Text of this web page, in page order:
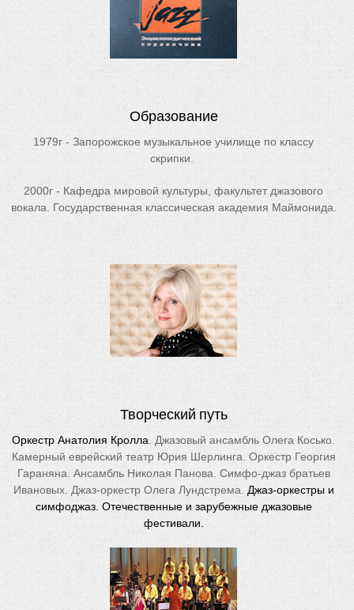
Образование
1979г - Запорожское музыкальное училище по классу
скрипки.
2000г - Кафедра мировой культуры, факультет джазового
вокала. Государственная классическая академия Маймонида.
Творческий путь
Оркестр Анатолия Кролла . Джазовый ансамбль Олега Косько.
Камерный еврейский театр Юрия Шерлинга. Оркестр Георгия
Гараняна. Ансамбль Николая Панова. Симфо-джаз братьев
Ивановых. Джаз-оркестр Олега Лундстрема. Джаз-оркестры и
симфоджаз. Отечественные и зарубежные джазовые
фестивали.